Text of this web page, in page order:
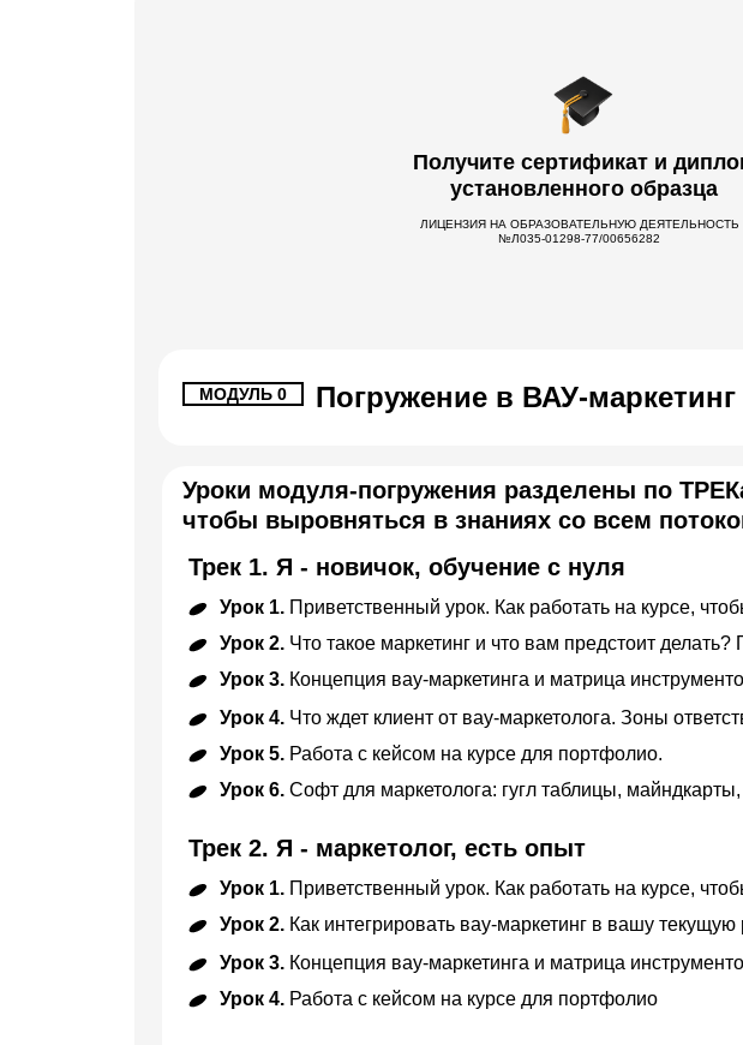
Получите сертификат и
установленного образца
ЛИЦЕНЗИЯ НА ОБРАЗОВАТЕЛЬНУЮ ДЕЯТЕЛЬНОСТЬ
№Л035-01298-77/00656282
Погружение в ВАУ-маркетинг
МОДУЛЬ 0
Уроки модуля-погружения разделены по
чтобы выровняться в знаниях со всем
Урок 1. Приветственный урок. Как работать на курсе,
Урок 2. Что такое маркетинг и что вам предстоит
Урок 3. Концепция вау-маркетинга и матрица
Трек 1. Я - новичок, обучение с нуля
Урок 1. Приветственный урок. Как работать на курсе,
Урок 2. Как интегрировать вау-маркетинг в вашу текущую
Трек 2. Я - маркетолог, есть опыт
Урок 4. Что ждет клиент от вау-маркетолога. Зоны
Урок 5. Работа с кейсом на курсе для портфолио.
Урок 6. Софт для маркетолога: гугл таблицы,
Урок 3. Концепция вау-маркетинга и матрица
Урок 4. Работа с кейсом на курсе для портфолио